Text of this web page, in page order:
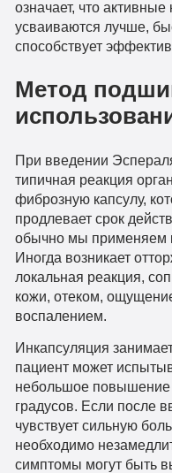
означает, что
усваиваются лучше,
способствует
Метод
При введении
типичная реакция
фиброзную капсулу,
продлевает срок
обычно мы применяем
Иногда возникает
локальная реакция,
кожи, отеком,
воспалением.
Инкапсуляция
пациент может
небольшое повышение
градусов. Если после
чувствует сильную
необходимо
симптомы могут быть